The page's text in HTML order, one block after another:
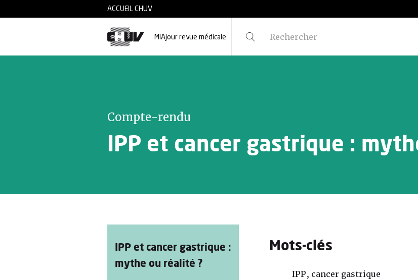
ACCUEIL CHUV
MIAjour revue médicale
Compte-rendu
IPP et cancer gastrique :
IPP et cancer gastrique :
mythe ou réalité ?
Mots-clés
IPP, cancer gastrique